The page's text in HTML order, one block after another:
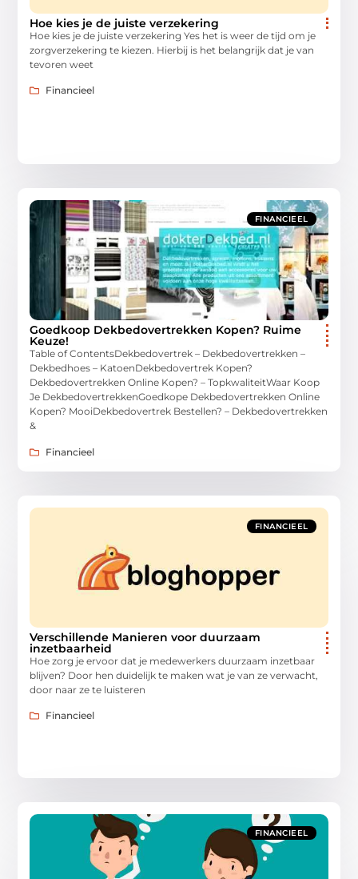
Hoe kies je de juiste verzekering
Hoe kies je de juiste verzekering Yes het is weer de tijd om je
zorgverzekering te kiezen. Hierbij is het belangrijk dat je van
tevoren weet
Financieel
FINANCIEEL
Goedkoop Dekbedovertrekken Kopen? Ruime
Keuze!
Table of ContentsDekbedovertrek – Dekbedovertrekken –
Dekbedhoes – KatoenDekbedovertrek Kopen?
Dekbedovertrekken Online Kopen? – TopkwaliteitWaar Koop
Je DekbedovertrekkenGoedkope Dekbedovertrekken Online
Kopen? MooiDekbedovertrek Bestellen? – Dekbedovertrekken
&
Financieel
FINANCIEEL
Verschillende Manieren voor duurzaam
inzetbaarheid
Hoe zorg je ervoor dat je medewerkers duurzaam inzetbaar
blijven? Door hen duidelijk te maken wat je van ze verwacht,
door naar ze te luisteren
Financieel
FINANCIEEL